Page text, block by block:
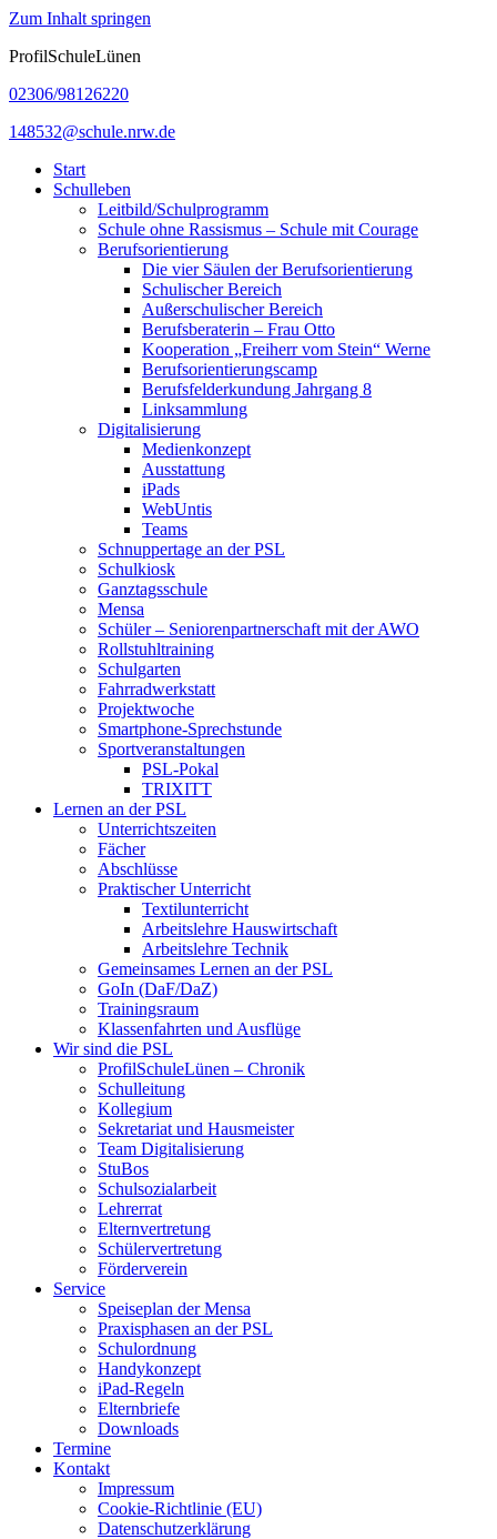
Zum Inhalt springen
ProfilSchuleLünen
02306/98126220
148532@schule.nrw.de
Start
Schulleben
Leitbild/Schulprogramm
Schule ohne Rassismus – Schule mit Courage
Berufsorientierung
Die vier Säulen der Berufsorientierung
Schulischer Bereich
Außerschulischer Bereich
Berufsberaterin – Frau Otto
Kooperation „Freiherr vom Stein“ Werne
Berufsorientierungscamp
Berufsfelderkundung Jahrgang 8
Linksammlung
Digitalisierung
Medienkonzept
Ausstattung
iPads
WebUntis
Teams
Schnuppertage an der PSL
Schulkiosk
Ganztagsschule
Mensa
Schüler – Seniorenpartnerschaft mit der AWO
Rollstuhltraining
Schulgarten
Fahrradwerkstatt
Projektwoche
Smartphone-Sprechstunde
Sportveranstaltungen
PSL-Pokal
TRIXITT
Lernen an der PSL
Unterrichtszeiten
Fächer
Abschlüsse
Praktischer Unterricht
Textilunterricht
Arbeitslehre Hauswirtschaft
Arbeitslehre Technik
Gemeinsames Lernen an der PSL​
GoIn (DaF/DaZ)
Trainingsraum
Klassenfahrten und Ausflüge
Wir sind die PSL
ProfilSchuleLünen – Chronik
Schulleitung
Kollegium
Sekretariat und Hausmeister
Team Digitalisierung
StuBos
Schulsozialarbeit
Lehrerrat
Elternvertretung
Schülervertretung
Förderverein
Service
Speiseplan der Mensa
Praxisphasen an der PSL
Schulordnung
Handykonzept
iPad-Regeln
Elternbriefe
Downloads
Termine
Kontakt
Impressum
Cookie-Richtlinie (EU)
Datenschutzerklärung